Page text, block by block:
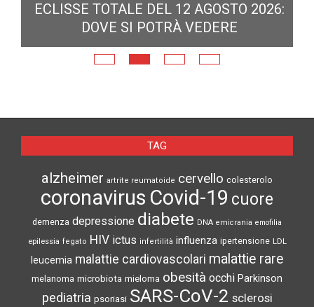
ECLISSE TOTALE DEL 12 AGOSTO 2026:
DOVE SI POTRÀ VEDERE
TAG
alzheimer artrite reumatoide cervello colesterolo
coronavirus Covid-19 cuore
demenza depressione diabete DNA emicrania emofilia
epilessia fegato HIV ictus infertilità influenza ipertensione LDL
leucemia malattie cardiovascolari malattie rare
melanoma microbiota mieloma obesità occhi Parkinson
pediatria psoriasi SARS-CoV-2 sclerosi